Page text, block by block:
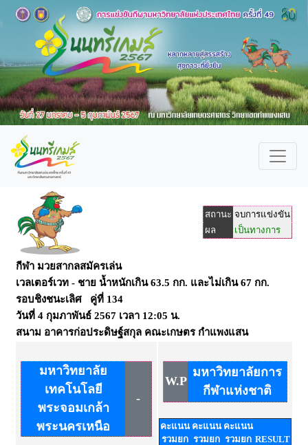
สถานะ จบการแข่งขัน
ผล
เป็นทางการ
กีฬา มวยสากลสมัครเล่น
เวลเตอร์เวท - ชาย น้ำหนักเกิน 63.5 กก. และไม่เกิน 67 กก.
รอบชิงชนะเลิศ คู่ที่ 134
วันที่ 4 กุมภาพันธ์ 2567 เวลา 12:05 น.
สนาม อาคารก่อประดิษฐ์สกุล คณะเกษตร กำแพงแสน
มหาวิทยาลัย
เทคโนโลยี
พระจอมเกล้า
พระนครเหนือ
-
W.P
มหาวิทยาลัยการ
กีฬาแห่งชาติ
คะแนน
รวมยก
คะแนน
รวมยก
คะแนน
รวมยก RESULT